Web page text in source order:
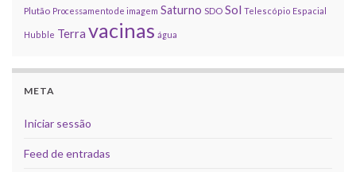
Plutão Processamento de imagem Saturno SDO Sol Telescópio Espacial
Hubble Terra vacinas água
META
Iniciar sessão
Feed de entradas